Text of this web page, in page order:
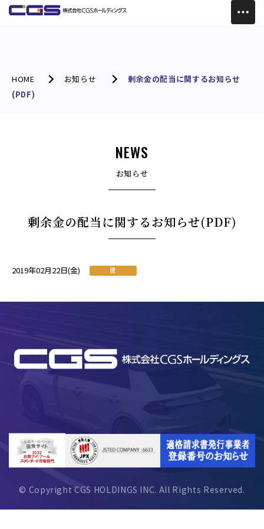
HOME お知らせ
剰余金の配当に関するお知らせ
(PDF)
NEWS
お知らせ
剰余金の配当に関するお知らせ(PDF)
2019年02月22日(金) IR
© Copyright CGS HOLDINGS INC. All Rights Reserved.